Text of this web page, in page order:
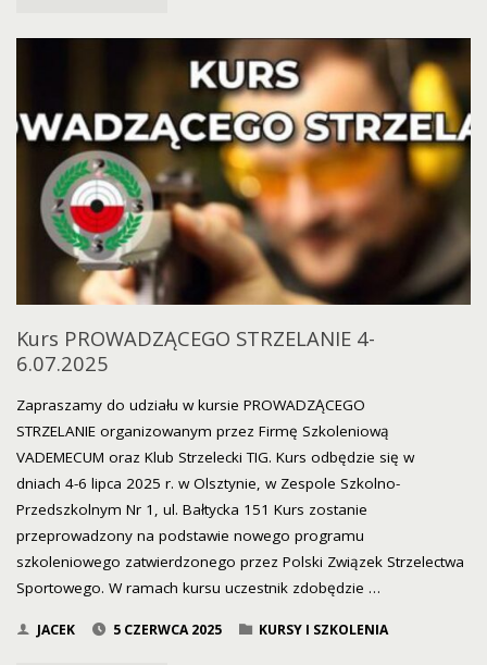
22
CZERWCA
2025R."
Kurs PROWADZĄCEGO STRZELANIE 4-
6.07.2025
Zapraszamy do udziału w kursie PROWADZĄCEGO
STRZELANIE organizowanym przez Firmę Szkoleniową
VADEMECUM oraz Klub Strzelecki TIG. Kurs odbędzie się w
dniach 4-6 lipca 2025 r. w Olsztynie, w Zespole Szkolno-
Przedszkolnym Nr 1, ul. Bałtycka 151 Kurs zostanie
przeprowadzony na podstawie nowego programu
szkoleniowego zatwierdzonego przez Polski Związek Strzelectwa
Sportowego. W ramach kursu uczestnik zdobędzie …
JACEK 5 CZERWCA 2025 KURSY I SZKOLENIA